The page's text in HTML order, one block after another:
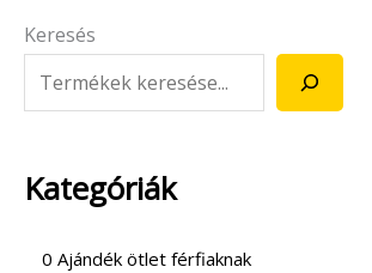
Keresés
Kategóriák
0 Ajándék ötlet férfiaknak